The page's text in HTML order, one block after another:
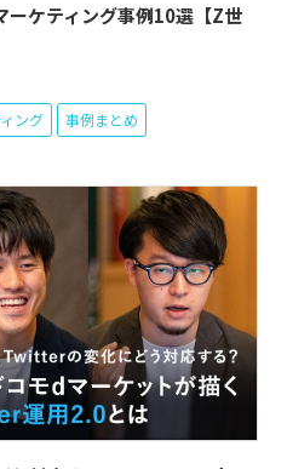
ーケティング事例10選【Z世
ング 事例まとめ